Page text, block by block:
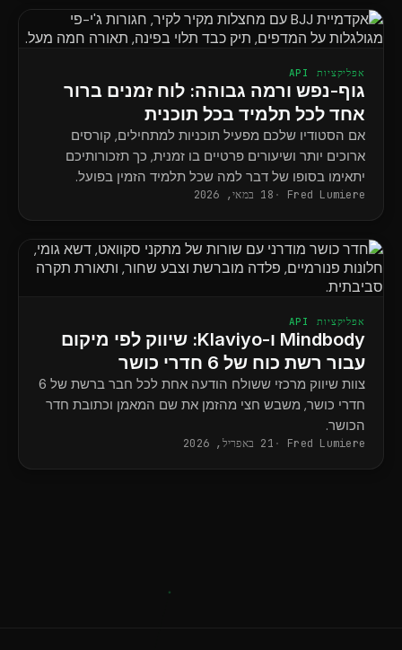
אפליקציות API
גוף-נפש ורמה גבוהה: לוח זמנים ברור
אחד לכל תלמיד בכל תוכנית
אם הסטודיו שלכם מפעיל תוכניות למתחילים, קורסים
ארוכים יותר ושיעורים פרטיים בו זמנית, כך תזכורותיכם
יתאימו בסופו של דבר למה שכל תלמיד הזמין בפועל.
Fred Lumiere 18 במאי, 2026
אפליקציות API
Mindbody ו-Klaviyo: שיווק לפי מיקום
עבור רשת כוח של 6 חדרי כושר
צוות שיווק מרכזי ששולח הודעה אחת לכל חבר ברשת של 6
חדרי כושר, משבש חצי מהזמן את שם המאמן וכתובת חדר
הכושר.
Fred Lumiere 21 באפריל, 2026